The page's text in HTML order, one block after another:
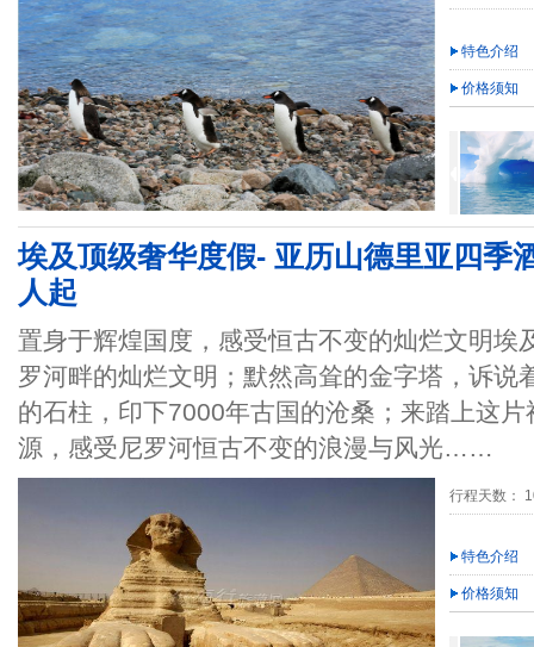
特色介绍
价格须知
埃及顶级奢华度假- 亚历山德里亚四季
人起
置身于辉煌国度，感受恒古不变的灿烂文明埃
罗河畔的灿烂文明；默然高耸的金字塔，诉说
的石柱，印下7000年古国的沧桑；来踏上这
源，感受尼罗河恒古不变的浪漫与风光……
行程天数：
特色介绍
价格须知